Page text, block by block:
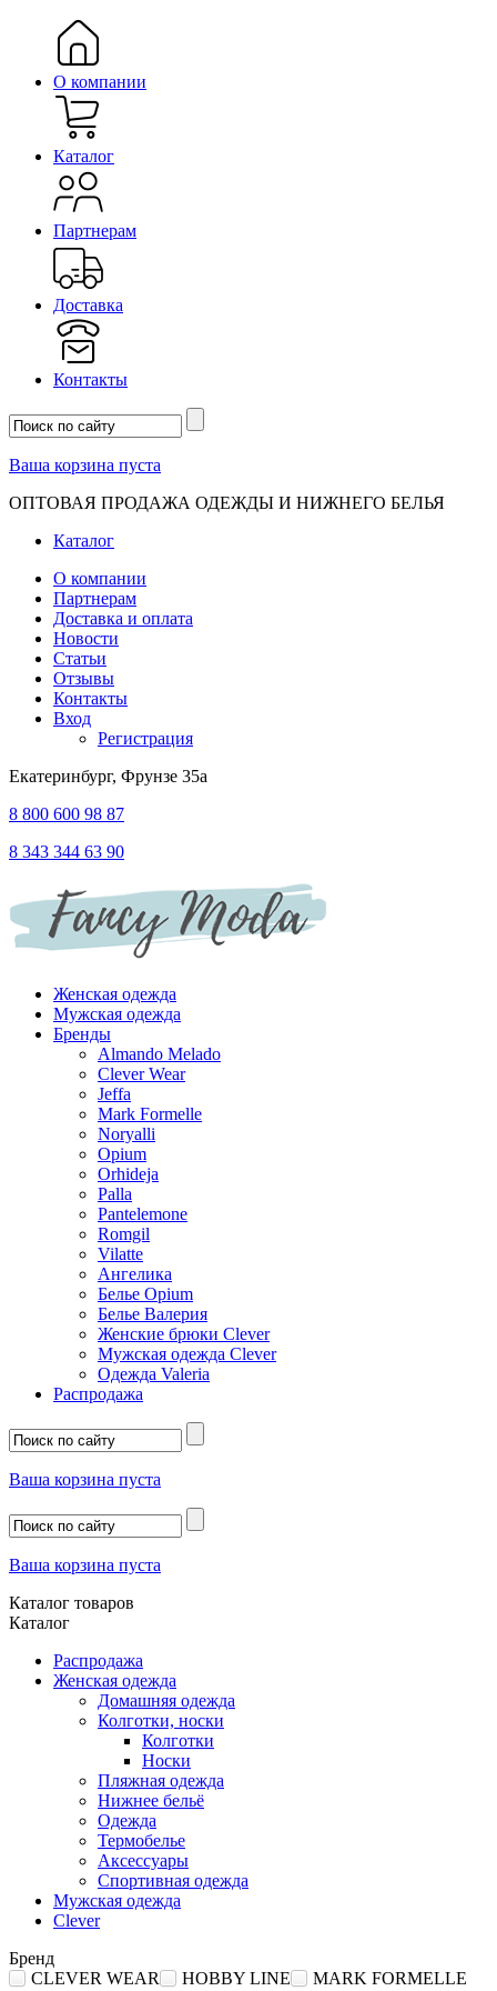
О компании
Каталог
Партнерам
Доставка
Контакты
Ваша корзина пуста
ОПТОВАЯ ПРОДАЖА ОДЕЖДЫ И НИЖНЕГО БЕЛЬЯ
Каталог
О компании
Партнерам
Доставка и оплата
Новости
Статьи
Отзывы
Контакты
Вход
Регистрация
Екатеринбург, Фрунзе 35а
8 800 600 98 87
8 343 344 63 90
Женская одежда
Мужская одежда
Бренды
Almando Melado
Clever Wear
Jeffa
Mark Formelle
Noryalli
Opium
Orhideja
Palla
Pantelemone
Romgil
Vilatte
Ангелика
Белье Opium
Белье Валерия
Женские брюки Clever
Мужская одежда Clever
Одежда Valeria
Распродажа
Ваша корзина пуста
Ваша корзина пуста
Каталог товаров
Каталог
Распродажа
Женская одежда
Домашняя одежда
Колготки, носки
Колготки
Носки
Пляжная одежда
Нижнее бельё
Одежда
Термобелье
Аксессуары
Спортивная одежда
Мужская одежда
Clever
Бренд
CLEVER WEAR
HOBBY LINE
MARK FORMELLE